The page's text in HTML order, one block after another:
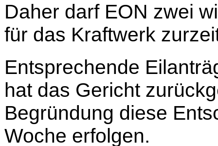
Daher darf EON zwei
für das Kraftwerk
Entsprechende
hat das Gericht
Begründung diese
Woche erfolgen.